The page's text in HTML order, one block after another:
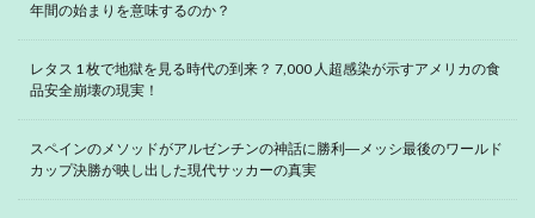
年間の始まりを意味するのか？
レタス 1 枚で地獄を見る時代の到来？ 7,000 人超感染が示すアメリカの食
品安全崩壊の現実！
スペインのメソッドがアルゼンチンの神話に勝利―メッシ最後のワールド
カップ決勝が映し出した現代サッカーの真実